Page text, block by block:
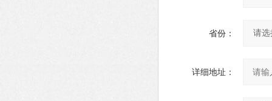
省份：
详细地址：